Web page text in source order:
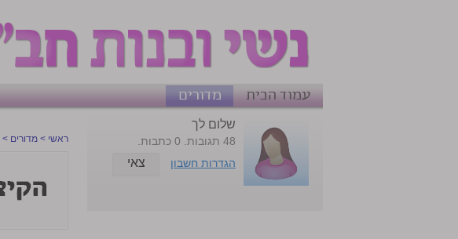
עמוד הבית
מדורים
ראשי > מדורים >
שלום לך
48 תגובות. 0 כתבות.
הגדרות חשבון
צאי